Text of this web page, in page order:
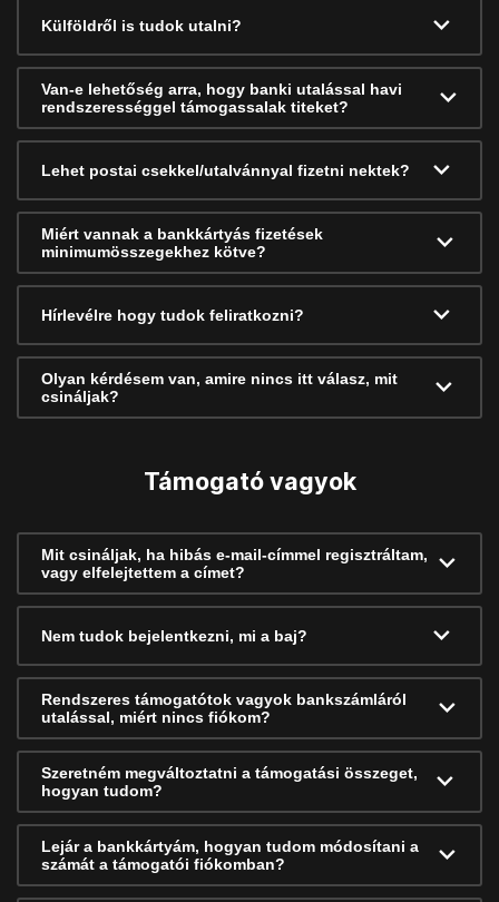
Külföldről is tudok utalni?
Van-e lehetőség arra, hogy banki utalással havi
rendszerességgel támogassalak titeket?
Lehet postai csekkel/utalvánnyal fizetni nektek?
Miért vannak a bankkártyás fizetések
minimumösszegekhez kötve?
Hírlevélre hogy tudok feliratkozni?
Olyan kérdésem van, amire nincs itt válasz, mit
csináljak?
Támogató vagyok
Mit csináljak, ha hibás e-mail-címmel regisztráltam,
vagy elfelejtettem a címet?
Nem tudok bejelentkezni, mi a baj?
Rendszeres támogatótok vagyok bankszámláról
utalással, miért nincs fiókom?
Szeretném megváltoztatni a támogatási összeget,
hogyan tudom?
Lejár a bankkártyám, hogyan tudom módosítani a
számát a támogatói fiókomban?